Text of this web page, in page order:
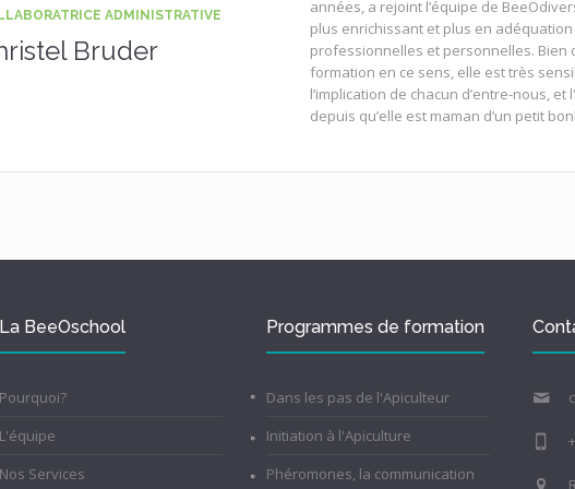
ADMINISTRATIVE
Bruder
années, a rejoint l’équipe de
plus enrichissant et plus en
professionnelles et personnelles. Bien
formation en ce sens, elle est très
l’implication de chacun d’entre-nous,
depuis qu’elle est maman d’un petit
La BeeOschool
Pourquoi?
L'équipe
Nos Services
Programmes de formation
Dans les pas de l'Apiculteur
Initiation à l'Apiculture
Phéromones, la communication